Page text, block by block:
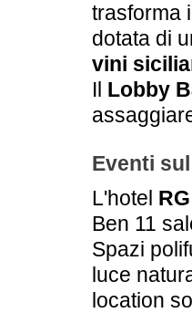
trasforma
dotata di
vini
Il Lobby
Eventi
L'hotel
Ben 11
Spazi
luce
location